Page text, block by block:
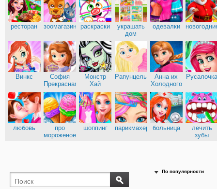
ресторан зоомагазин раскраски
украшать
дом
одевалки
Эльза из
Холодного
сердца
Кухня
Сары
Винкс
София
Прекрасная
Монстр
Хай
Рапунцель
Анна их
Холодного
сердца
любовь
про
мороженое
шоппинг парикмахерскиебольница
лечить
зубы
По популярности